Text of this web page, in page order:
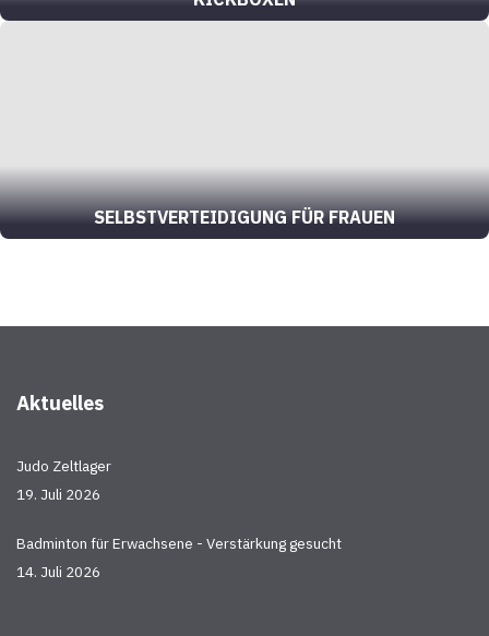
SELBSTVERTEIDIGUNG FÜR FRAUEN
Aktuelles
Judo Zeltlager
19. Juli 2026
Badminton für Erwachsene - Verstärkung gesucht
14. Juli 2026